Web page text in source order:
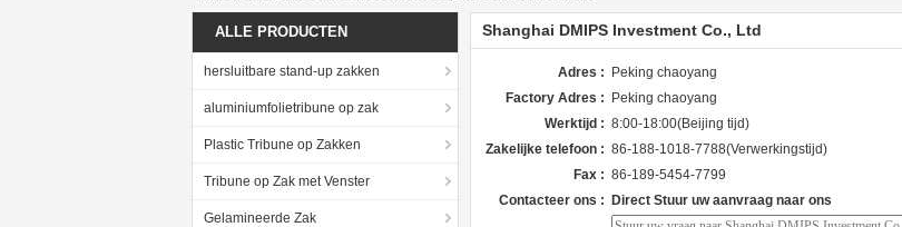
ALLE PRODUCTEN
hersluitbare stand-up zakken
aluminiumfolietribune op zak
Plastic Tribune op Zakken
Tribune op Zak met Venster
Gelamineerde Zak
Shanghai DMIPS Investment Co., Ltd
Adres :
Peking chaoyang
Factory Adres :
Peking chaoyang
Werktijd : 8:00-18:00(Beijing tijd)
Zakelijke telefoon : 86-188-1018-7788(Verwerkingstijd)
Fax : 86-189-5454-7799
Contacteer ons :
Direct Stuur uw aanvraag naar ons